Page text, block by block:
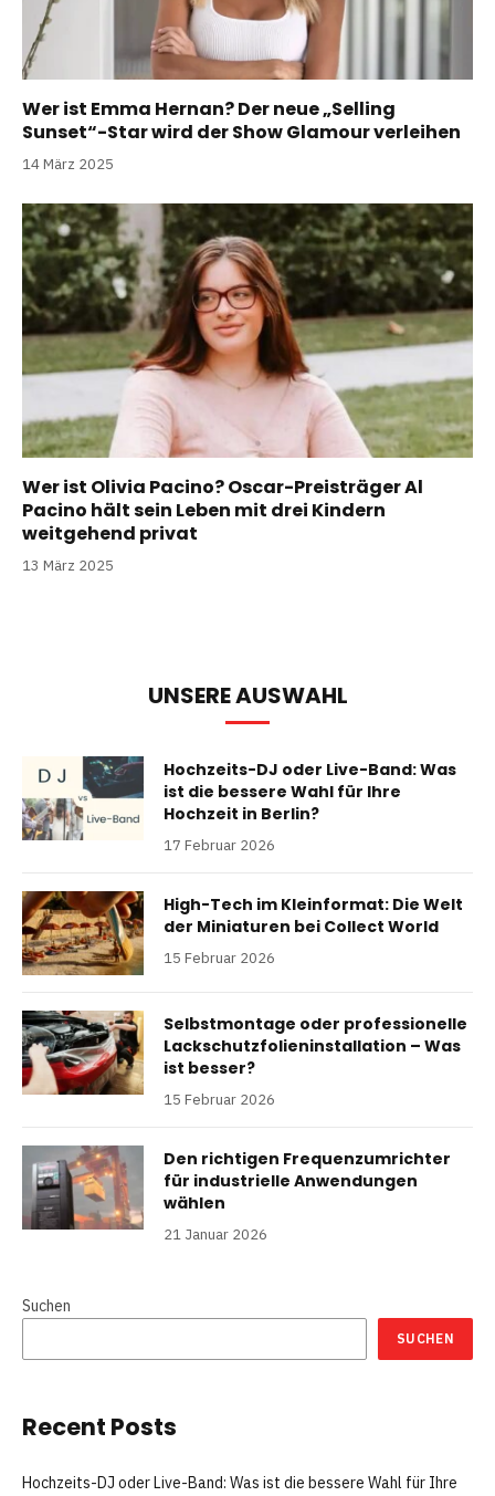
Wer ist Emma Hernan? Der neue „Selling
Sunset“-Star wird der Show Glamour verleihen
14 März 2025
Wer ist Olivia Pacino? Oscar-Preisträger Al
Pacino hält sein Leben mit drei Kindern
weitgehend privat
13 März 2025
UNSERE AUSWAHL
Hochzeits-DJ oder Live-Band: Was
ist die bessere Wahl für Ihre
Hochzeit in Berlin?
17 Februar 2026
High-Tech im Kleinformat: Die Welt
der Miniaturen bei Collect World
15 Februar 2026
Selbstmontage oder professionelle
Lackschutzfolieninstallation – Was
ist besser?
15 Februar 2026
Den richtigen Frequenzumrichter
für industrielle Anwendungen
wählen
21 Januar 2026
Suchen
SUCHEN
Recent Posts
Hochzeits-DJ oder Live-Band: Was ist die bessere Wahl für Ihre